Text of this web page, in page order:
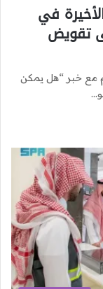
في
تقويض
. نترككم مع خبر “هل يمكن